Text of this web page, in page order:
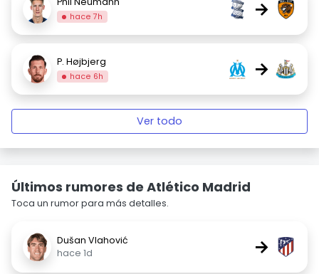
hace 7h →
P. Højbjerg
hace 6h →
Ver todo
Últimos rumores de Atlético Madrid
Toca un rumor para más detalles.
Dušan Vlahović
hace 1d
→